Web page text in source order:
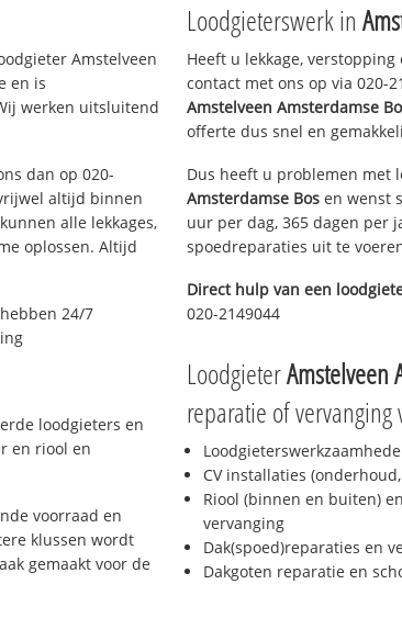
Amstelveen
en is
werken uitsluitend
dan op 020-
altijd binnen
alle lekkages,
oplossen. Altijd
24/7
loodgieters en
en riool en
voorraad en
klussen wordt
gemaakt voor de
Loodgieterswerk in
Heeft u lekkage,
contact met ons op via 020-
Amstelveen Amsterdamse
offerte dus snel en
Dus heeft u problemen met
Amsterdamse Bos en wenst
uur per dag, 365 dagen per
spoedreparaties uit te
Direct hulp van een
020-2149044
LoodgieterAmstelveen
reparatie of vervanging
CV installaties
Riool (binnen en buiten)
vervanging
Dak(spoed)reparaties en
Dakgoten reparatie en